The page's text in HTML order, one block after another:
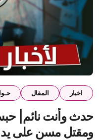
اخبار المقال
حدث وأنت نائم|
ومقتل مسن على يد